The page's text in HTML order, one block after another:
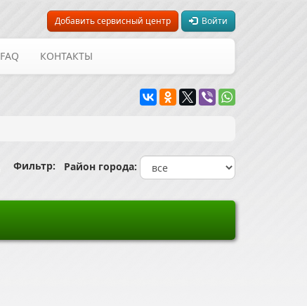
Добавить сервисный центр Войти
FAQ КОНТАКТЫ
Фильтр: Район города: